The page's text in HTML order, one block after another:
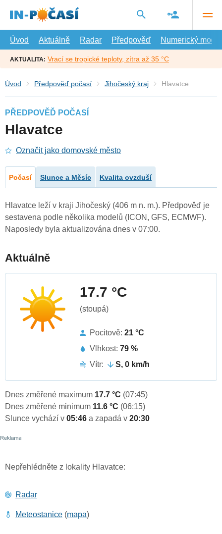
hlavní
Úvod
Aktuálně Radar Předpověď Numerický model
AKTUALITA: Vrací se tropické teploty, zítra až 35 °C
Úvod Předpověď počasí Jihočeský kraj Hlavatce
PŘEDPOVĚĎ POČASÍ
Hlavatce
Označit jako domovské město
Počasí Slunce a Měsíc Kvalita ovzduší
Hlavatce leží v kraji Jihočeský (406 m n. m.). Předpověď je
sestavena podle několika modelů (ICON, GFS, ECMWF).
Naposledy byla aktualizována dnes v 07:00.
Aktuálně
17.7 °C
(stoupá)
Pocitově: 21 °C
Vlhkost: 79 %
Vítr:
S, 0 km/h
Dnes změřené maximum 17.7 °C (07:45)
Dnes změřené minimum 11.6 °C (06:15)
Slunce vychází v 05:46 a zapadá v 20:30
Nepřehlédněte z lokality Hlavatce:
Radar
Meteostanice (mapa)